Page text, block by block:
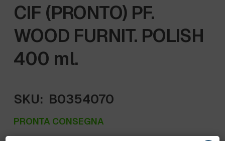
CIF (PRONTO) PF.
WOOD FURNIT. POLISH
400 ml.
SKU: B0354070
PRONTA CONSEGNA